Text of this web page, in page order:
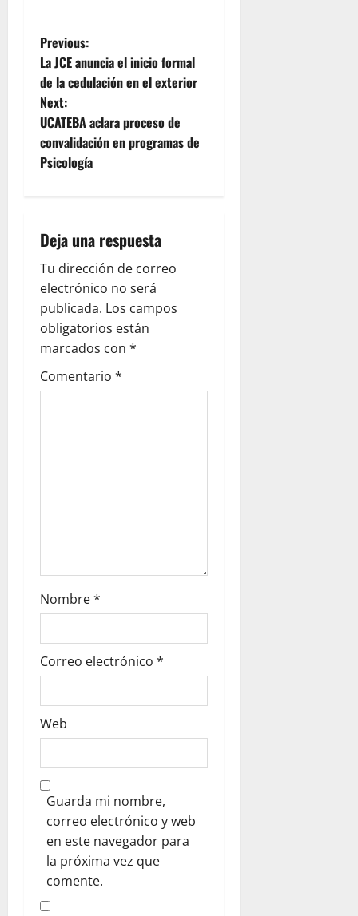
P
o
s
t
v
i
g
a
t
Previous:
La JCE anuncia el inicio formal
de la cedulación en el exterior
Next:
UCATEBA aclara proceso de
convalidación en programas de
Psicología
Deja una respuesta
Tu dirección de correo
electrónico no será
publicada. Los campos
obligatorios están
marcados con *
Comentario *
Nombre*
Correo electrónico *
Web
Guarda mi nombre,
correo electrónico y web
en este navegador para
la próxima vez que
comente.